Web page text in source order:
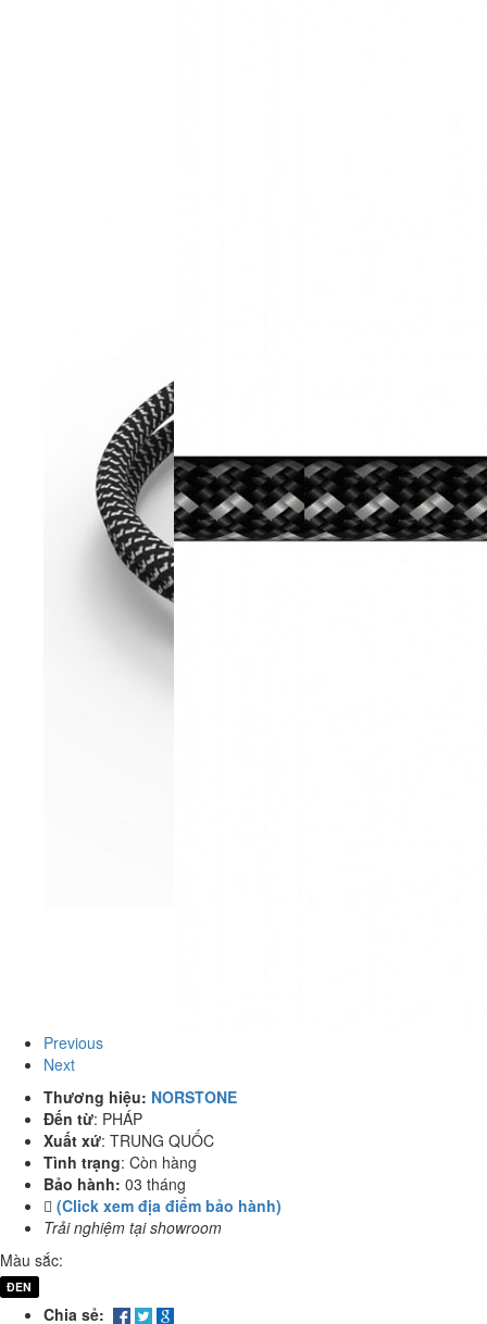
Previous
Next
Thương hiệu: NORSTONE
Đến từ: PHÁP
Xuất xứ: TRUNG QUỐC
Tình trạng: Còn hàng
Bảo hành: 03 tháng
(Click xem địa điểm bảo hành)
Trải nghiệm tại showroom
Màu sắc:
ĐEN
Chia sẻ: